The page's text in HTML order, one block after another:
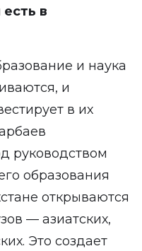
в
и наука
и
в их
руководством
образования
открываются
— азиатских,
Это создает